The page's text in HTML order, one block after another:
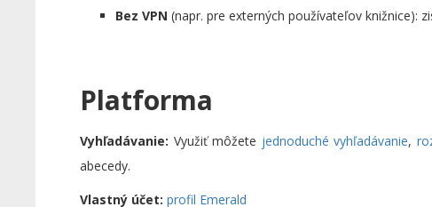
Bez VPN(napr. pre externých používateľov knižnice):
Platforma
Vyhľadávanie: Využiť môžete jednoduché vyhľadávanie,
abecedy.
Vlastný účet: profil Emerald